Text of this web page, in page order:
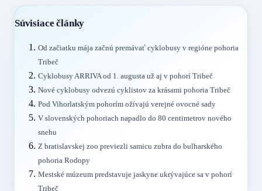
Súvisiace články
Od začiatku mája začnú premávať cyklobusy v regióne pohoria
Tribeč
Cyklobusy ARRIVA od 1. augusta už aj v pohorí Tribeč
Nové cyklobusy odvezú cyklistov za krásami pohoria Tribeč
Pod Vihorlatským pohorím ožívajú verejné ovocné sady
V slovenských pohoriach napadlo do 80 centimetrov nového
snehu
Z bratislavskej zoo previezli samicu zubra do bulharského
pohoria Rodopy
Mestské múzeum predstavuje jaskyne ukrývajúce sa v pohorí
Tribeč